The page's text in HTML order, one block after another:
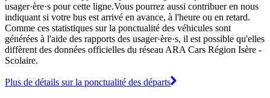
usager·ère·s pour cette ligne.Vous pourrez aussi contribuer en nous
indiquant si votre bus est arrivé en avance, à l'heure ou en retard.
Comme ces statistiques sur la ponctualité des véhicules sont
générées à l'aide des rapports des usager·ère·s, il est possible qu'elles
diffèrent des données officielles du réseau ARA Cars Région Isère -
Scolaire.
Plus de détails sur la ponctualité des départs